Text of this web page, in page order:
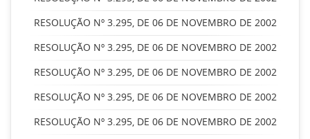
RESOLUÇÃO Nº 3.295, DE 06 DE NOVEMBRO DE 2002
RESOLUÇÃO Nº 3.295, DE 06 DE NOVEMBRO DE 2002
RESOLUÇÃO Nº 3.295, DE 06 DE NOVEMBRO DE 2002
RESOLUÇÃO Nº 3.295, DE 06 DE NOVEMBRO DE 2002
RESOLUÇÃO Nº 3.295, DE 06 DE NOVEMBRO DE 2002